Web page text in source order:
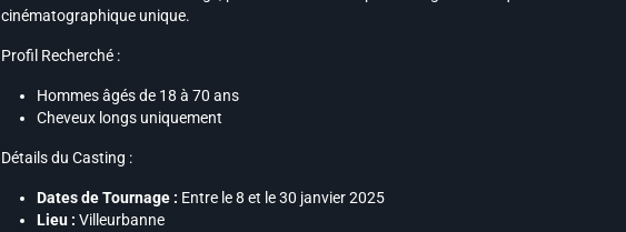
cinématographique unique.
Profil Recherché :
Hommes âgés de 18 à 70 ans
Cheveux longs uniquement
Détails du Casting :
Dates de Tournage : Entre le 8 et le 30 janvier 2025
Lieu : Villeurbanne